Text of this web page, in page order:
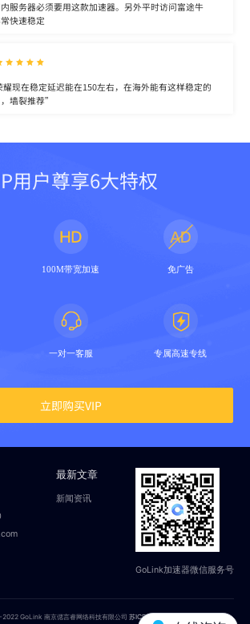
服务器必须要用这款加速器。另外平时访问富途牛
快速稳定
现在稳定延迟能在150左右，在海外能有这样稳定的
墙裂推荐”
用户尊享6大特权
100M带宽加速 免广告
一对一客服 专属高速专线
立即购买VIP
最新文章
新闻资讯
GoLink加速器微信服务号
GoLink 南京偲言睿网络科技有限公司苏ICP备18014251号-2